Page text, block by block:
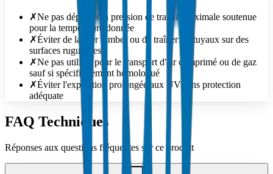
✗Ne pas dépasser la pression de travail maximale soutenue
pour la température donnée
✗Éviter de laisser tomber ou de traîner les tuyaux sur des
surfaces rugueuses
✗Ne pas utiliser pour le transport d'air comprimé ou de gaz
sauf si spécifiquement homologué
✗Éviter l'exposition prolongée aux UV sans protection
adéquate
FAQ Techniques
Réponses aux questions fréquentes sur ce produit